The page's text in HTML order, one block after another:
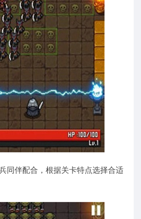
同伴配合，根据关卡特点选择合适